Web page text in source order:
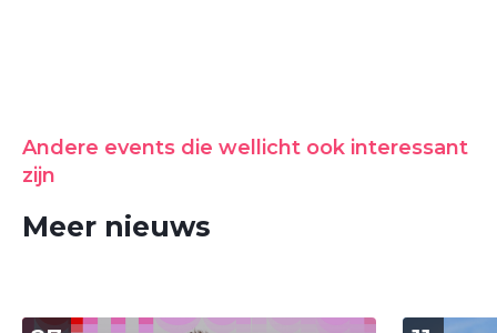
Andere events die wellicht ook interessant
zijn
Meer nieuws